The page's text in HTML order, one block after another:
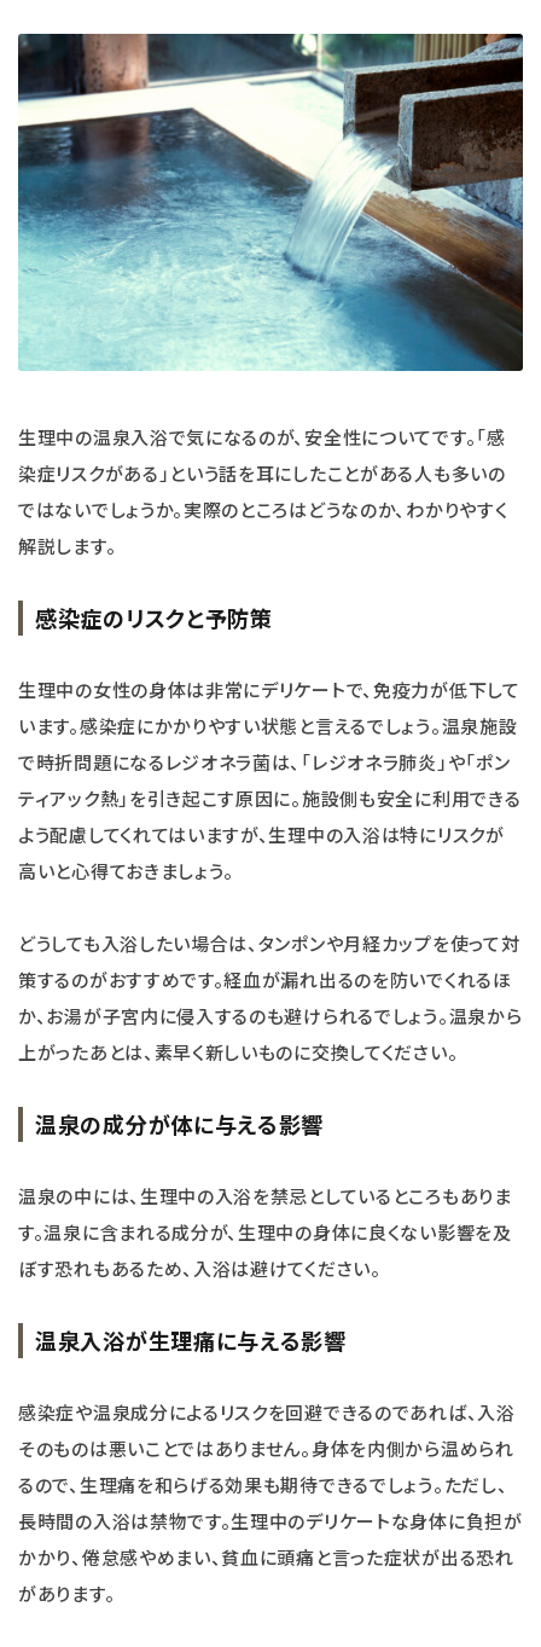
生理中の温泉入浴で気になるのが、安全性についてです。「感
染症リスクがある」という話を耳にしたことがある人も多いの
ではないでしょうか。実際のところはどうなのか、わかりやすく
解説します。
感染症のリスクと予防策
生理中の女性の身体は非常にデリケートで、免疫力が低下して
います。感染症にかかりやすい状態と言えるでしょう。温泉施設
で時折問題になるレジオネラ菌は、「レジオネラ肺炎」や「ポン
ティアック熱」を引き起こす原因に。施設側も安全に利用できる
よう配慮してくれてはいますが、生理中の入浴は特にリスクが
高いと心得ておきましょう。
どうしても入浴したい場合は、タンポンや月経カップを使って対
策するのがおすすめです。経血が漏れ出るのを防いでくれるほ
か、お湯が子宮内に侵入するのも避けられるでしょう。温泉から
上がったあとは、素早く新しいものに交換してください。
温泉の成分が体に与える影響
温泉の中には、生理中の入浴を禁忌としているところもありま
す。温泉に含まれる成分が、生理中の身体に良くない影響を及
ぼす恐れもあるため、入浴は避けてください。
温泉入浴が生理痛に与える影響
感染症や温泉成分によるリスクを回避できるのであれば、入浴
そのものは悪いことではありません。身体を内側から温められ
るので、生理痛を和らげる効果も期待できるでしょう。ただし、
長時間の入浴は禁物です。生理中のデリケートな身体に負担が
かかり、倦怠感やめまい、貧血に頭痛と言った症状が出る恐れ
があります。